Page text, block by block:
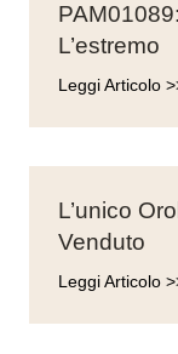
L’estremo
Leggi Articolo
L’unico
Venduto
Leggi Articolo